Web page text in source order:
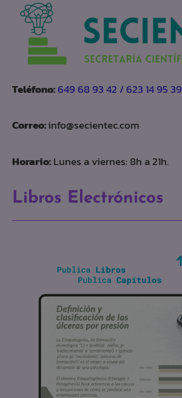
Teléfono:649 68 93 42 / 623 14 95 39
Correo:info@secientec.com
Horario:Lunes a viernes: 8h a 21h.
Libros Electrónicos